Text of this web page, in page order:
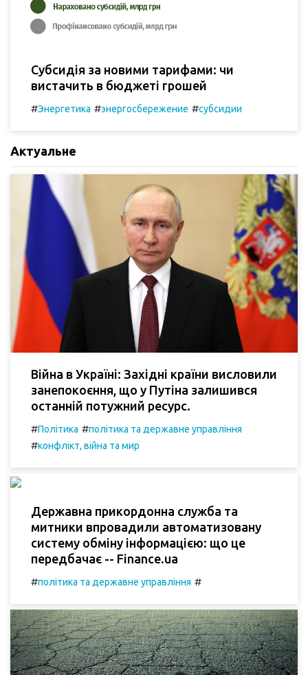
Субсидія за новими тарифами: чи
вистачить в бюджеті грошей
#Энергетика #энергосбережение #субсидии
Актуальне
Війна в Україні: Західні країни висловили
занепокоєння, що у Путіна залишився
останній потужний ресурс.
#Політика #політика та державне управління
#конфлікт, війна та мир
Державна прикордонна служба та
митники впровадили автоматизовану
систему обміну інформацією: що це
передбачає -- Finance.ua
#політика та державне управління #